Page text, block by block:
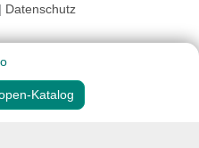
| Datenschutz
Katalog